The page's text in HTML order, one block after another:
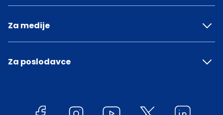
Za medije
Za poslodavce